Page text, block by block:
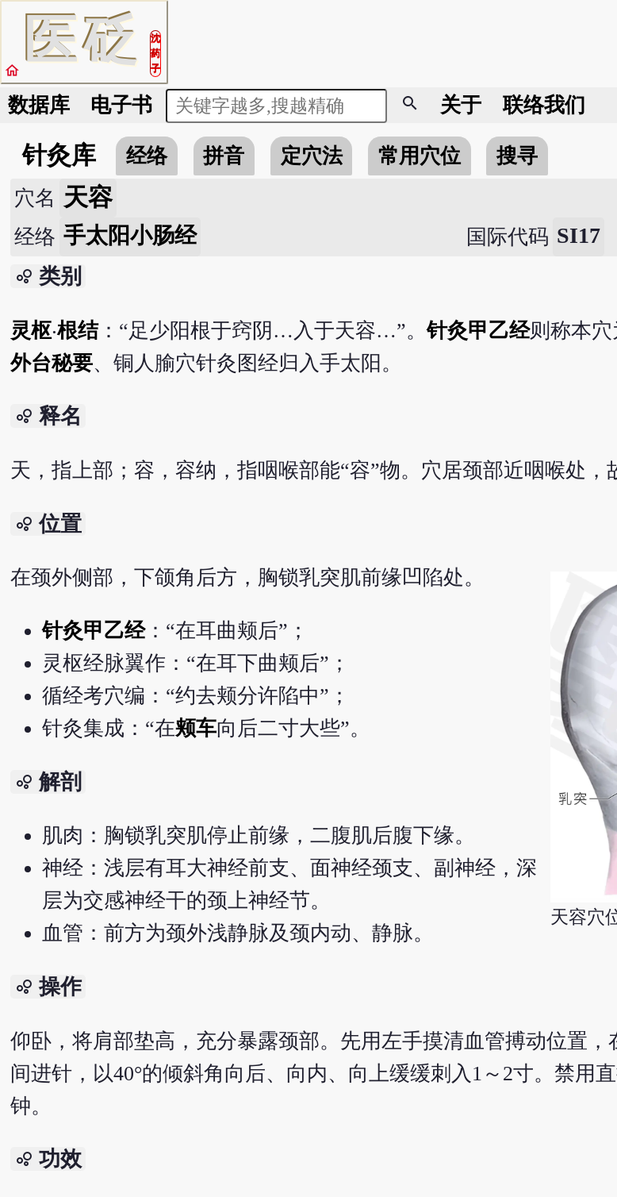
医砭
沈
药
子
home
数据库 电子书 search 关于 联络我们
针灸库 经络 拼音 定穴法 常用穴位 搜寻
穴名 天容
经络 手太阳小肠经 国际代码 SI17
bubble_chart 类别
灵枢‧根结：“足少阳根于窍阴…入于天容…”。针灸甲乙经则称本穴
外台秘要、铜人腧穴针灸图经归入手太阳。
bubble_chart 释名
天，指上部；容，容纳，指咽喉部能“容”物。穴居颈部近咽喉处，
bubble_chart 位置
天容穴
在颈外侧部，下颌角后方，胸锁乳突肌前缘凹陷处。
针灸甲乙经：“在耳曲颊后”；
灵枢经脉翼作：“在耳下曲颊后”；
循经考穴编：“约去颊分许陷中”；
针灸集成：“在颊车向后二寸大些”。
bubble_chart 解剖
肌肉：胸锁乳突肌停止前缘，二腹肌后腹下缘。
神经：浅层有耳大神经前支、面神经颈支、副神经，深
层为交感神经干的颈上神经节。
血管：前方为颈外浅静脉及颈内动、静脉。
bubble_chart 操作
仰卧，将肩部垫高，充分暴露颈部。先用左手摸清血管搏动位置，
间进针，以40°的倾斜角向后、向内、向上缓缓刺入1～2寸。禁用
钟。
bubble_chart 功效